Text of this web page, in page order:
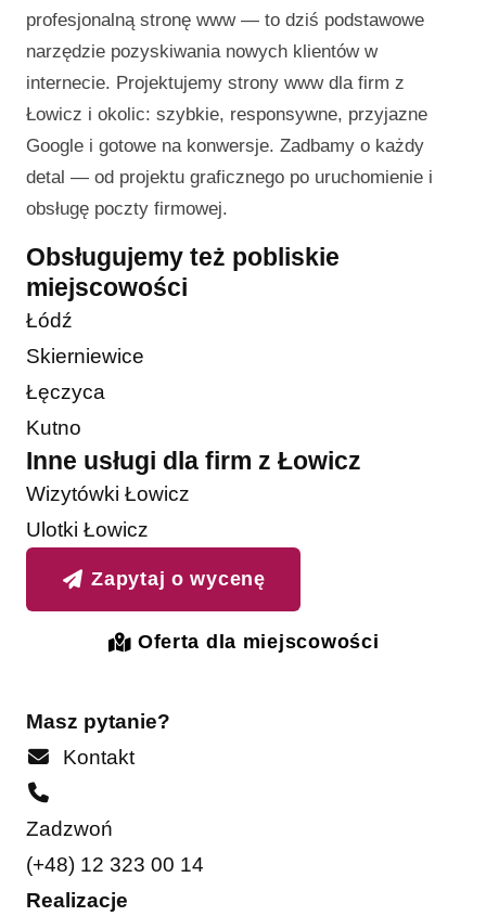
profesjonalną stronę www — to dziś podstawowe
narzędzie pozyskiwania nowych klientów w
internecie. Projektujemy strony www dla firm z
Łowicz i okolic: szybkie, responsywne, przyjazne
Google i gotowe na konwersje. Zadbamy o każdy
detal — od projektu graficznego po uruchomienie i
obsługę poczty firmowej.
Obsługujemy też pobliskie
miejscowości
Łódź
Skierniewice
Łęczyca
Kutno
Inne usługi dla firm z Łowicz
Wizytówki Łowicz
Ulotki Łowicz
Zapytaj o wycenę
Oferta dla miejscowości
Masz pytanie?
Kontakt
Zadzwoń
(+48) 12 323 00 14
Realizacje